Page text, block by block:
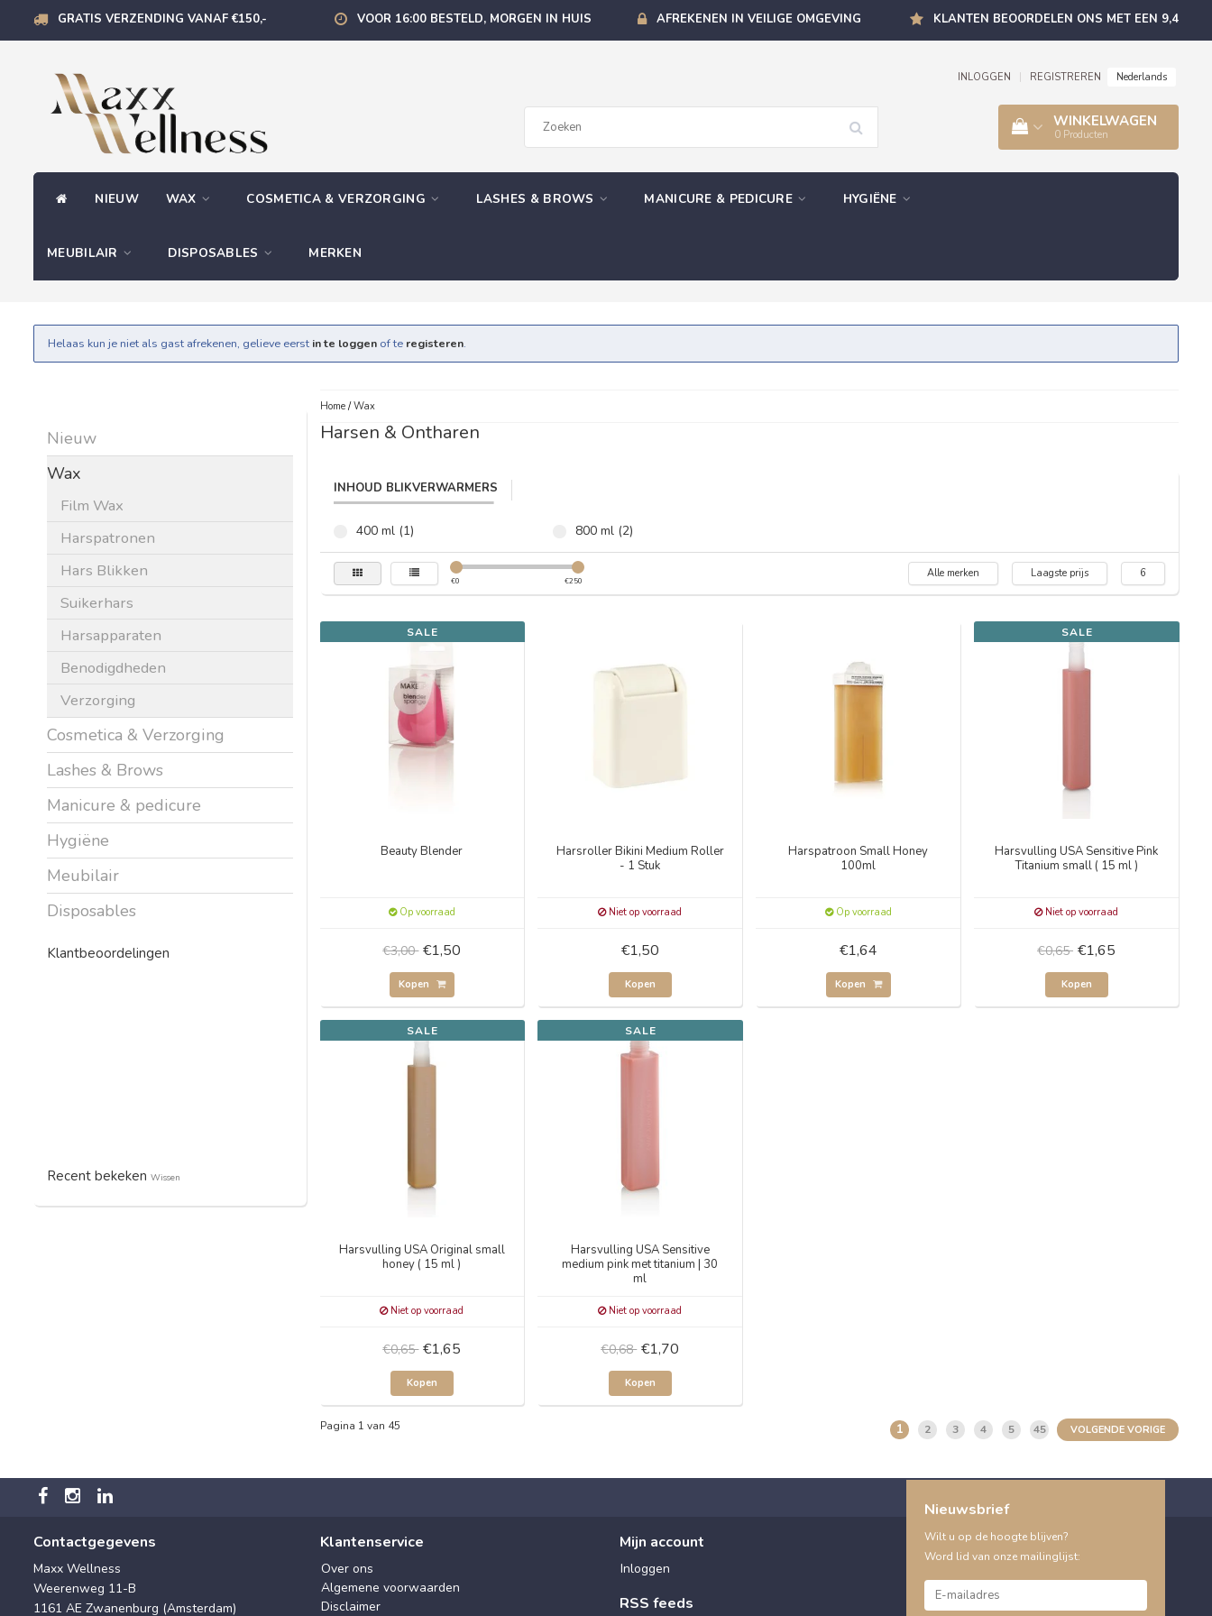
GRATIS VERZENDING VANAF €150,- VOOR 16:00 BESTELD, MORGEN IN HUIS AFREKENEN IN VEILIGE OMGEVING KLANTEN BEOORDELEN ONS MET EEN 9,4
INLOGGEN REGISTREREN Nederlands
WINKELWAGEN
0 Producten
NIEUW WAX COSMETICA & VERZORGING LASHES & BROWS MANICURE & PEDICURE HYGIËNE
MEUBILAIR DISPOSABLES MERKEN
Helaas kun je niet als gast afrekenen, gelieve eerst in te loggen of te registeren.
Nieuw
Wax
Film Wax
Harspatronen
Hars Blikken
Suikerhars
Harsapparaten
Benodigdheden
Verzorging
Cosmetica & Verzorging
Lashes & Brows
Manicure & pedicure
Hygiëne
Meubilair
Disposables
Klantbeoordelingen
Recent bekeken Wissen
Home/Wax
Harsen & Ontharen
INHOUD BLIKVERWARMERS
400 ml (1) 800 ml (2)
€0 €250
Alle merken Laagste prijs 6
SALE
Beauty Blender
Op voorraad
€3,00 €1,50
Kopen
Harsroller Bikini Medium Roller
- 1 Stuk
Niet op voorraad
€1,50
Kopen
Harspatroon Small Honey
100ml
Op voorraad
€1,64
Kopen
SALE
Harsvulling USA Sensitive Pink
Titanium small ( 15 ml )
Niet op voorraad
€0,65 €1,65
Kopen
SALE
Harsvulling USA Original small
honey ( 15 ml )
Niet op voorraad
€0,65 €1,65
Kopen
SALE
Harsvulling USA Sensitive
medium pink met titanium | 30
ml
Niet op voorraad
€0,68 €1,70
Kopen
Pagina 1 van 45 1 2 3 4 5 45 VOLGENDE VORIGE
Contactgegevens
Maxx Wellness
Weerenweg 11-B
1161 AE Zwanenburg (Amsterdam)
Klantenservice
Over ons
Algemene voorwaarden
Disclaimer
Mijn account
Inloggen
RSS feeds
Nieuwsbrief
Wilt u op de hoogte blijven?
Word lid van onze mailinglijst: